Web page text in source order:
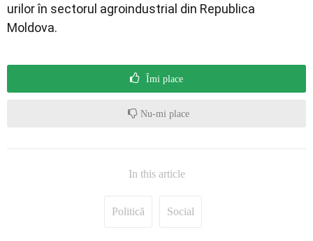
urilor în sectorul agroindustrial din Republica
Moldova.
Îmi place
Nu-mi place
In this article
Politică Social